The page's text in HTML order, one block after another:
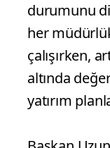
durumunu
her
çalışırken,
altında
yatırım